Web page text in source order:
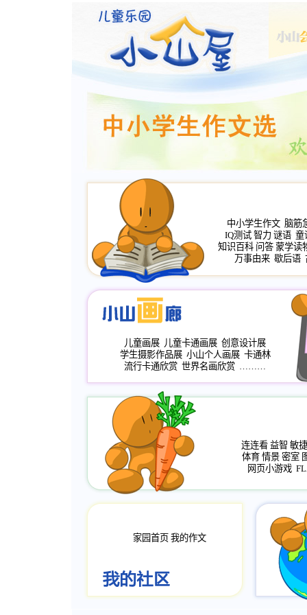
中小学生作文 脑筋
IQ测试 智力 谜语 童
知识百科 问答 蒙学读
万事由来 歇后语
儿童画展 儿童卡通画展 创意设计展
学生摄影作品展 小山个人画展 卡通林
流行卡通欣赏 世界名画欣赏 ………
连连看 益智 敏捷
体育 情景 密室
网页小游戏
家园首页 我的作文